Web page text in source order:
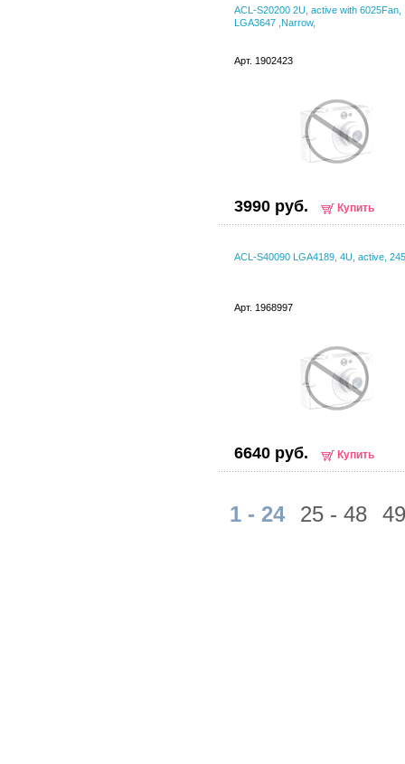
ACL-S20200 2U, active with 6025Fan,
LGA3647 ,Narrow,
Арт. 1902423
3990 руб. Купить
ACL-S40090 LGA4189, 4U, active,
Арт. 1968997
6640 руб. Купить
1 - 24 25 - 48